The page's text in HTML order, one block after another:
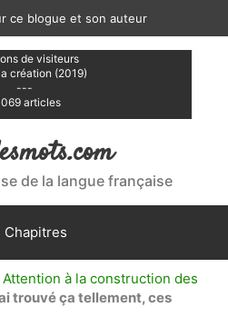
ce blogue et son auteur
de visiteurs
création (2019)
---
articles
de la langue française
Chapitres
Attention à la construction des
trouvé ça tellement, ces